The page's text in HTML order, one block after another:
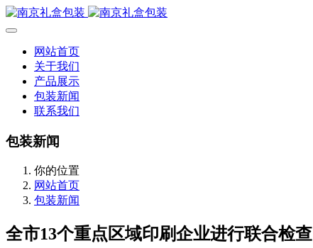
网站首页
关于我们
产品展示
包装新闻
联系我们
包装新闻
你的位置
网站首页
包装新闻
全市13个重点区域印刷企业进行联合检查